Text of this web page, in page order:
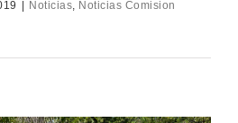
| Noticias Noticias Comision